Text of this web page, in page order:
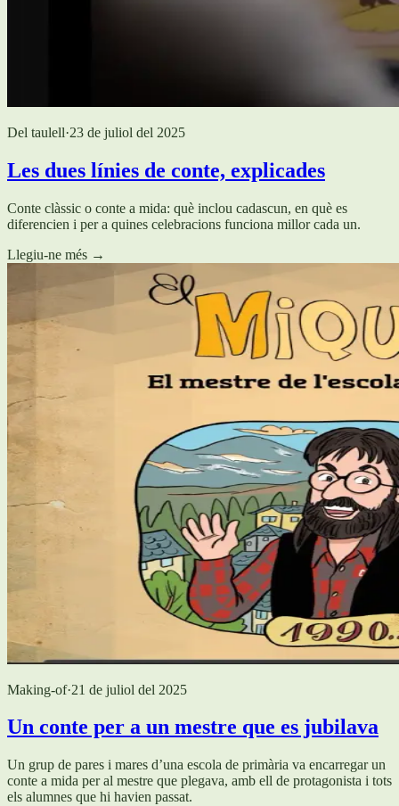
Del taulell·23 de juliol del 2025
Les dues línies de conte, explicades
Conte clàssic o conte a mida: què inclou cadascun, en què es
diferencien i per a quines celebracions funciona millor cada un.
Llegiu-ne més →
Making-of·21 de juliol del 2025
Un conte per a un mestre que es jubilava
Un grup de pares i mares d’una escola de primària va encarregar un
conte a mida per al mestre que plegava, amb ell de protagonista i tots
els alumnes que hi havien passat.